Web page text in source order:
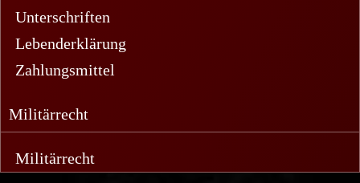
Unterschriften
Lebenderklärung
Zahlungsmittel
Militärrecht
Militärrecht